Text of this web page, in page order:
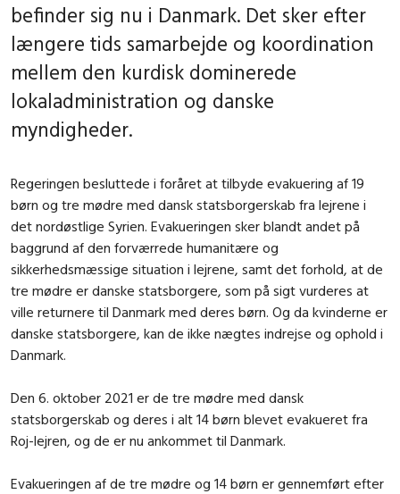
befinder sig nu i Danmark. Det sker efter
længere tids samarbejde og koordination
mellem den kurdisk dominerede
lokaladministration og danske
myndigheder.
Regeringen besluttede i foråret at tilbyde evakuering af 19
børn og tre mødre med dansk statsborgerskab fra lejrene i
det nordøstlige Syrien. Evakueringen sker blandt andet på
baggrund af den forværrede humanitære og
sikkerhedsmæssige situation i lejrene, samt det forhold, at de
tre mødre er danske statsborgere, som på sigt vurderes at
ville returnere til Danmark med deres børn. Og da kvinderne er
danske statsborgere, kan de ikke nægtes indrejse og ophold i
Danmark.
Den 6. oktober 2021 er de tre mødre med dansk
statsborgerskab og deres i alt 14 børn blevet evakueret fra
Roj-lejren, og de er nu ankommet til Danmark.
Evakueringen af de tre mødre og 14 børn er gennemført efter